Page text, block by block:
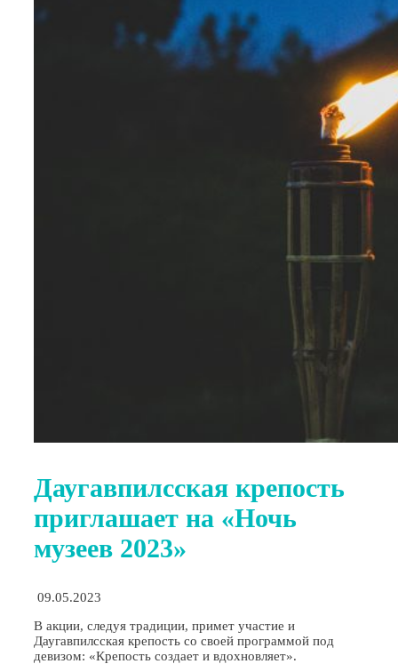
Даугавпилсская крепость
приглашает на «Ночь
музеев 2023»
09.05.2023
В акции, следуя традиции, примет участие и
Даугавпилсская крепость со своей программой под
девизом: «Крепость создает и вдохновляет».